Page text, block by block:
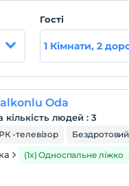
Гості
1 Кімнати, 2
Oda
людей :3
РК -телевізор
(1x) Односпальне ліжко